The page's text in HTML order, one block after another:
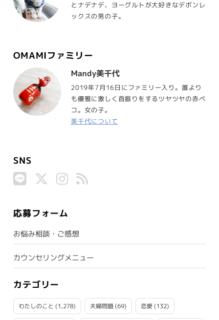
とナデナデ、ヨーグルトが大好きなデボンレ
ックスの男の子。
OMAMIファミリー
Mandy美千代
2019年7月16日にファミリー入り。誰より
も優雅に激しく首振りをするツヤツヤの赤ベ
コ。女の子。
美千代について
SNS
応募フォーム
お悩み相談・ご感想
カウンセリングメニュー
カテゴリー
わたしのこと (1,278) 夫婦問題(69) 恋愛 (132)